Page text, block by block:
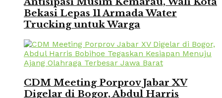
Bekasi Lepas 11 Armada Water
Trucking untuk Warga
CDM Meeting Porprov Jabar XV
Digelar di Bogor, Abdul Harris